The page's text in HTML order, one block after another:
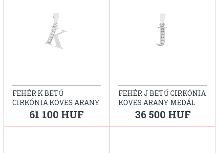
FEHÉR K BETŰ
CIRKÓNIA KÖVES ARANY
MEDÁL61 100 HUF
FEHÉR J BETŰ CIRKÓNIA
KÖVES ARANY MEDÁL
36 500 HUF